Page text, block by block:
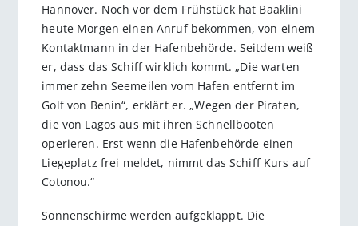
Hannover. Noch vor dem Frühstück hat Baaklini
heute Morgen einen Anruf bekommen, von einem
Kontaktmann in der Hafenbehörde. Seitdem weiß
er, dass das Schiff wirklich kommt. „Die warten
immer zehn Seemeilen vom Hafen entfernt im
Golf von Benin“, erklärt er. „Wegen der Piraten,
die von Lagos aus mit ihren Schnellbooten
operieren. Erst wenn die Hafenbehörde einen
Liegeplatz frei meldet, nimmt das Schiff Kurs auf
Cotonou.“
Sonnenschirme werden aufgeklappt. Die